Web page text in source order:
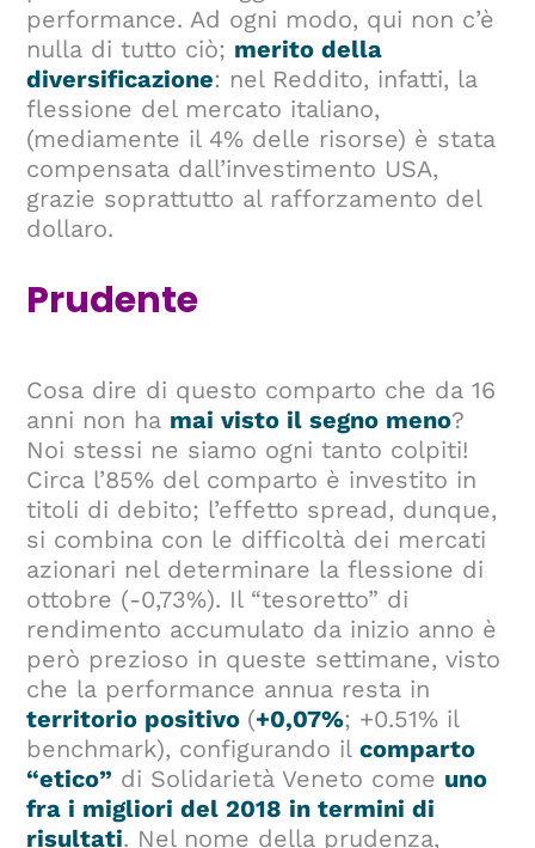
performance. Ad ogni modo, qui non c’è
nulla di tutto ciò; merito della
diversificazione: nel Reddito, infatti, la
flessione del mercato italiano,
(mediamente il 4% delle risorse) è stata
compensata dall’investimento USA,
grazie soprattutto al rafforzamento del
dollaro.
Prudente
Cosa dire di questo comparto che da 16
anni non ha mai visto il segno meno?
Noi stessi ne siamo ogni tanto colpiti!
Circa l’85% del comparto è investito in
titoli di debito; l’effetto spread, dunque,
si combina con le difficoltà dei mercati
azionari nel determinare la flessione di
ottobre (-0,73%). Il “tesoretto” di
rendimento accumulato da inizio anno è
però prezioso in queste settimane, visto
che la performance annua resta in
territorio positivo (+0,07%; +0.51% il
benchmark), configurando ilcomparto
“etico” di Solidarietà Veneto come uno
fra i migliori del 2018 in termini di
risultati. Nel nome della prudenza,